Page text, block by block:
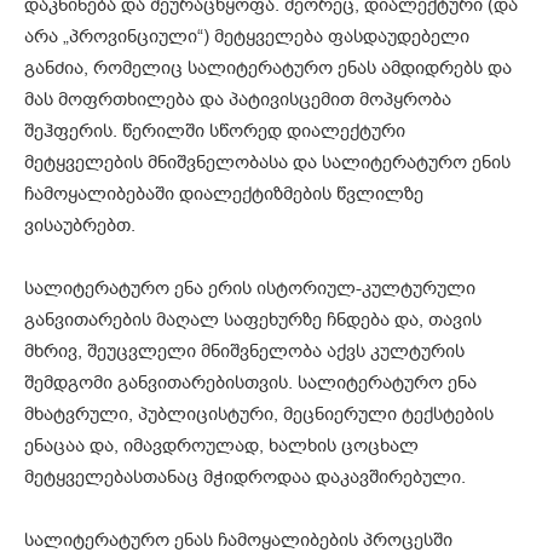
დაკნინება და შეურაცხყოფა. მეორეც, დიალექტური (და
არა „პროვინციული“) მეტყველება ფასდაუდებელი
განძია, რომელიც სალიტერატურო ენას ამდიდრებს და
მას მოფრთხილება და პატივისცემით მოპყრობა
შეჰფერის. წერილში სწორედ დიალექტური
მეტყველების მნიშვნელობასა და სალიტერატურო ენის
ჩამოყალიბებაში დიალექტიზმების წვლილზე
ვისაუბრებთ.
სალიტერატურო ენა ერის ისტორიულ-კულტურული
განვითარების მაღალ საფეხურზე ჩნდება და, თავის
მხრივ, შეუცვლელი მნიშვნელობა აქვს კულტურის
შემდგომი განვითარებისთვის. სალიტერატურო ენა
მხატვრული, პუბლიცისტური, მეცნიერული ტექსტების
ენაცაა და, იმავდროულად, ხალხის ცოცხალ
მეტყველებასთანაც მჭიდროდაა დაკავშირებული.
სალიტერატურო ენას ჩამოყალიბების პროცესში